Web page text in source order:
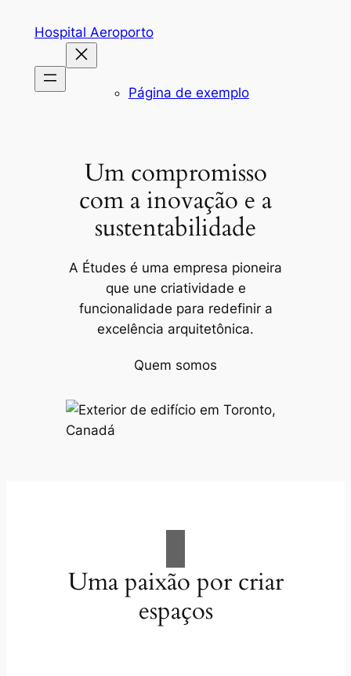
conteúdo
Hospital Aeroporto
Página de exemplo
Um compromisso
com a inovação e a
sustentabilidade
A Études é uma empresa pioneira
que une criatividade e
funcionalidade para redefinir a
excelência arquitetônica.
Quem somos
Uma paixão por criar
espaços